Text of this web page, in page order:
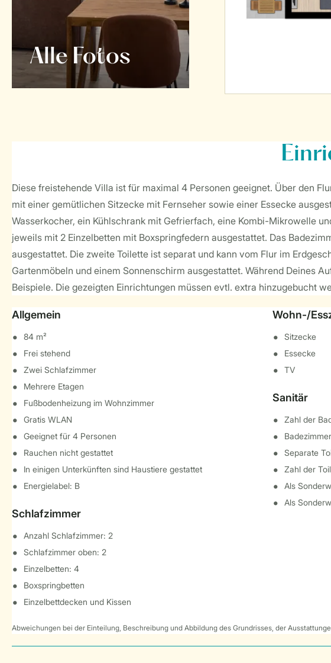
Alle Fotos
Diese freistehende Villa ist für maximal 4 Personen geeignet. Über den
mit einer gemütlichen Sitzecke mit Fernseher sowie einer Essecke
Wasserkocher, ein Kühlschrank mit Gefrierfach, eine Kombi-Mikrowelle
jeweils mit 2 Einzelbetten mit Boxspringfedern ausgestattet. Das
ausgestattet. Die zweite Toilette ist separat und kann vom Flur im
Gartenmöbeln und einem Sonnenschirm ausgestattet. Während Deines
Beispiele. Die gezeigten Einrichtungen müssen evtl. extra hinzugebucht
Allgemein
84 m²
Frei stehend
Zwei Schlafzimmer
Mehrere Etagen
Fußbodenheizung im Wohnzimmer
Gratis WLAN
Geeignet für 4 Personen
Rauchen nicht gestattet
In einigen Unterkünften sind Haustiere gestattet
Energielabel: B
Schlafzimmer
Anzahl Schlafzimmer: 2
Schlafzimmer oben: 2
Einzelbetten: 4
Boxspringbetten
Einzelbettdecken und Kissen
Wohn-/
Sitzecke
Essecke
TV
Sanitär
Zahl der
Separate
Zahl der
Als
Als
Abweichungen bei der Einteilung, Beschreibung und Abbildung des Grundrisses, der